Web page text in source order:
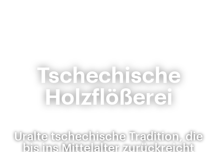
Tschechische
Holzflößerei
Uralte tschechische Tradition, die
bis ins Mittelalter zurückreicht